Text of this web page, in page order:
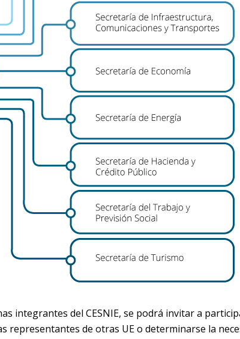
integrantes del CESNIE, se podrá invitar a
representantes de otras UE o determinarse la